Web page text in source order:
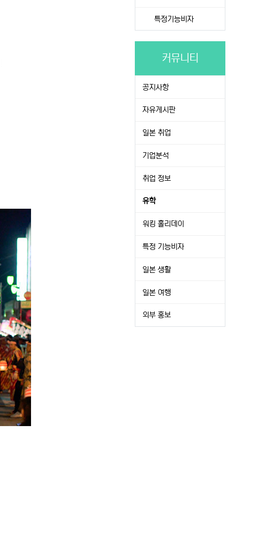
특정기능비자
커뮤니티
공지사항
자유게시판
일본 취업
기업분석
취업 정보
유학
워킹 홀리데이
특정 기능비자
일본 생활
일본 여행
외부 홍보